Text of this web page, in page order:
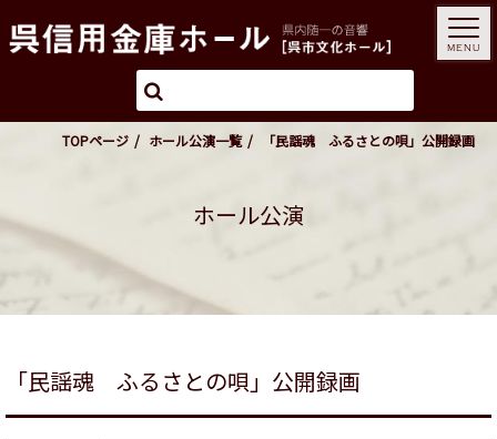
TOPページ ホール公演一覧 「民謡魂 ふるさとの唄」公開録画
ホール公演
「民謡魂 ふるさとの唄」公開録画
MENU